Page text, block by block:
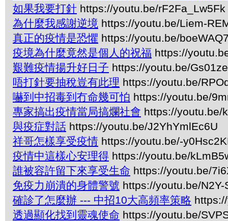
如果我要打針 https://youtu.be/rF2Fa_Lw5Fk
為什麼我感謝逆境 https://youtu.be/Liem-
真正的疫情是恐懼 https://youtu.be/
疫境為什麼竟然是個人的祝福 https://
艱難疫情揚升好日子 https://youtu.be/
唔打針要抽稅豈有此理 https://youtu.be/
嚇到中招毒到冇命幾可怕 https://youtu.be/
專家搞出疫情當局搞爛社會 https://youtu.be/
與疫症對話 https://youtu.be/J2YhYmlEc6U
祥哥怎樣享受疫情 https://youtu.be/-
疫情中這樣心安理得 https://youtu.be/
誰被容許留下來享受生命 https://youtu.be/
免疫力崩潰的身體警號 https://youtu.be/N2Y-
確診了怎麼辦 --- 中招10大高頻率策略
透過顯化找到靈魂使命 https://youtu.be/